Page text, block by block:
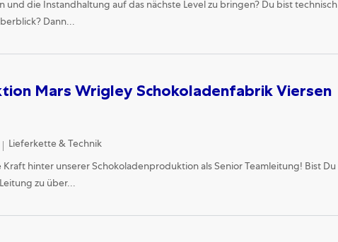
die Instandhaltung auf das nächste Level zu bringen? Du bist technisch
Dann...
Mars Wrigley Schokoladenfabrik Viersen
Category
Lieferkette & Technik
hinter unserer Schokoladenproduktion als Senior Teamleitung! Bist Du
zu über...